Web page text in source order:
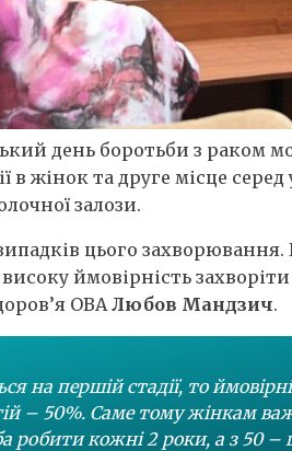
день боротьби з раком
в жінок та друге місце
залози.
цього
ймовірність
ОВАЛюбов Мандзич.
на першій стадії, то
– 50%. Саме тому жінкам
робити кожні 2 роки, а з 50